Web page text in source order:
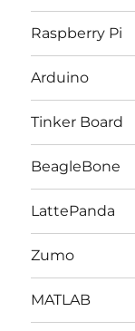
Raspberry Pi
Arduino
Tinker Board
BeagleBone
LattePanda
Zumo
MATLAB